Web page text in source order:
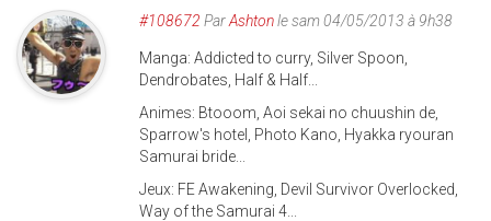
#108672 ParAshtonle sam 04/05/2013 à 9h38
Manga: Addicted to curry, Silver Spoon,
Dendrobates, Half & Half...
Animes: Btooom, Aoi sekai no chuushin de,
Sparrow's hotel, Photo Kano, Hyakka ryouran
Samurai bride...
Jeux: FE Awakening, Devil Survivor Overlocked,
Way of the Samurai 4...